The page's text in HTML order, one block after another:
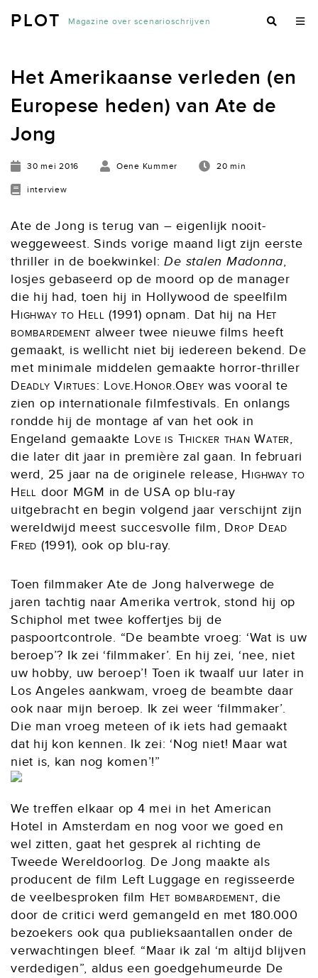
PLOT Magazine over scenarioschrijven
Het Amerikaanse verleden (en
Europese heden) van Ate de
Jong
30 mei 2016 Oene Kummer 20 min
interview
Ate de Jong is terug van – eigenlijk nooit-
weggeweest. Sinds vorige maand ligt zijn eerste
thriller in de boekwinkel:De stalen Madonna,
losjes gebaseerd op de moord op de manager
die hij had, toen hij in Hollywood de speelfilm
Highway to Hell (1991) opnam. Dat hij na Het
bombardement alweer twee nieuwe films heeft
gemaakt, is wellicht niet bij iedereen bekend. De
met minimale middelen gemaakte horror-thriller
Deadly Virtues: Love.Honor.Obey was vooral te
zien op internationale filmfestivals. En onlangs
rondde hij de montage af van het ook in
Engeland gemaakte Love is Thicker than Water,
die later dit jaar in première zal gaan. In februari
werd, 25 jaar na de originele release, Highway to
Hell door MGM in de USA op blu-ray
uitgebracht en begin volgend jaar verschijnt zijn
wereldwijd meest succesvolle film, Drop Dead
Fred (1991), ook op blu-ray.
Toen filmmaker Ate de Jong halverwege de
jaren tachtig naar Amerika vertrok, stond hij op
Schiphol met twee koffertjes bij de
paspoortcontrole. “De beambte vroeg: ‘Wat is uw
beroep’? Ik zei ‘filmmaker’. En hij zei, ‘nee, niet
uw hobby, uw beroep’! Toen ik twaalf uur later in
Los Angeles aankwam, vroeg de beambte daar
ook naar mijn beroep. Ik zei weer ‘filmmaker’.
Die man vroeg meteen of ik iets had gemaakt
dat hij kon kennen. Ik zei: ‘Nog niet! Maar wat
niet is, kan nog komen’!”
We treffen elkaar op 4 mei in het American
Hotel in Amsterdam en nog voor we goed en
wel zitten, gaat het gesprek al richting de
Tweede Wereldoorlog. De Jong maakte als
producent de film Left Luggage en regisseerde
de veelbesproken film Het bombardement, die
door de critici werd gemangeld en met 180.000
bezoekers ook qua publieksaantallen onder de
verwachtingen bleef. “Maar ik zal ‘m altijd blijven
verdedigen”, aldus een goedgehumeurde De